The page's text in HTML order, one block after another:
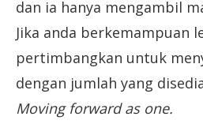
dan ia hanya mengambil
Jika anda berkemampuan
pertimbangkan untuk
dengan jumlah yang
Moving forward as one.